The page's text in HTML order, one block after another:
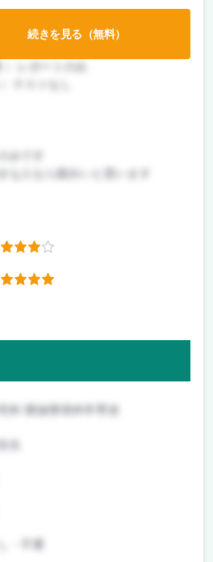
続きを見る（無料）
科 開放環境科学専攻
生
・不要